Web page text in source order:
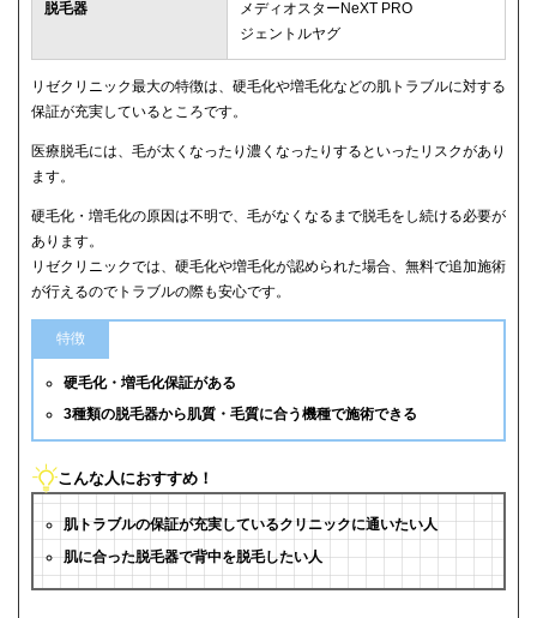
脱毛器
メディオスターNeXT PRO
ジェントルヤグ
リゼクリニック最大の特徴は、硬毛化や増毛化などの肌トラブルに対する
保証が充実しているところです。
医療脱毛には、毛が太くなったり濃くなったりするといったリスクがあり
ます。
硬毛化・増毛化の原因は不明で、毛がなくなるまで脱毛をし続ける必要が
あります。
リゼクリニックでは、硬毛化や増毛化が認められた場合、無料で追加施術
が行えるのでトラブルの際も安心です。
特徴
硬毛化・増毛化保証がある
3種類の脱毛器から肌質・毛質に合う機種で施術できる
こんな人におすすめ！
肌トラブルの保証が充実しているクリニックに通いたい人
肌に合った脱毛器で背中を脱毛したい人